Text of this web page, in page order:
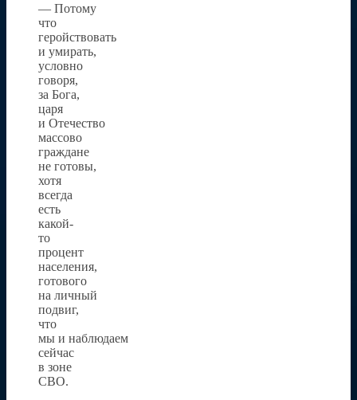
— Потому
что
геройствовать
и умирать,
условно
говоря,
за Бога,
царя
и Отечество
массово
граждане
не готовы,
хотя
всегда
есть
какой-
то
процент
населения,
готового
на личный
подвиг,
что
мы и наблюдаем
сейчас
в зоне
СВО.